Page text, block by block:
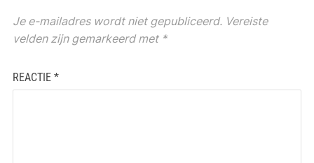
Je e-mailadres wordt niet gepubliceerd. Vereiste
velden zijn gemarkeerd met *
REACTIE *